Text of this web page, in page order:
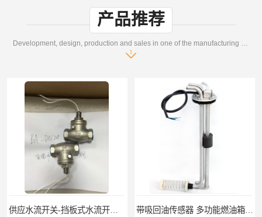
产品推荐
Development, design, production and sales in one of the manufacturing enterprises
供应水流开关-挡板式水流开关DN15DN20 带吸回油传感器 多功能燃油箱油位传感器 生产厂家